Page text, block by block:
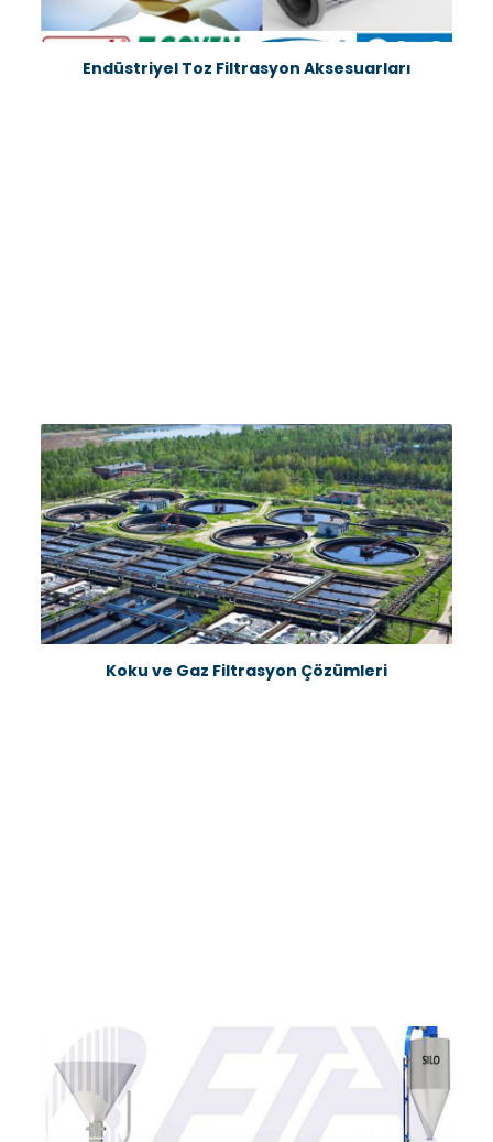
Endüstriyel Toz Filtrasyon Aksesuarları
Koku ve Gaz Filtrasyon Çözümleri